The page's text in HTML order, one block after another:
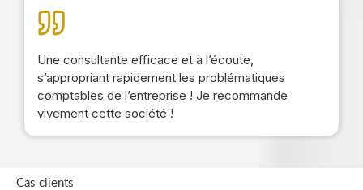
Une consultante efficace et à l’écoute,
s’appropriant rapidement les problématiques
comptables de l’entreprise ! Je recommande
vivement cette société !
Cas clients